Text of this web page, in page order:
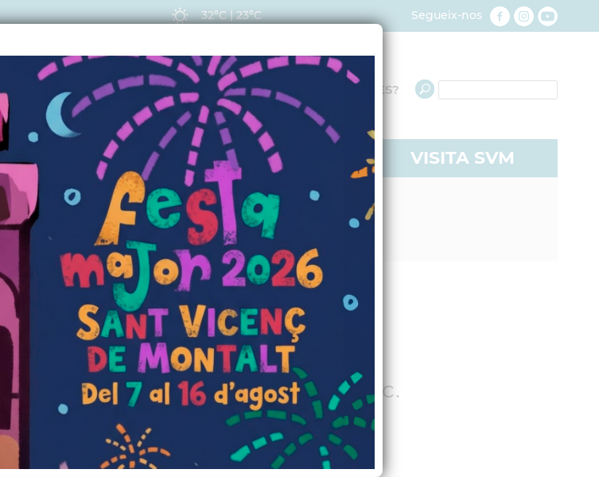
ACTUALITAT VIURE A SVM VISITA SVM
QUÈ NECESSITES?
32ºC|23ºC Segueix-nos
de projectes solidaris, etc.
etc.